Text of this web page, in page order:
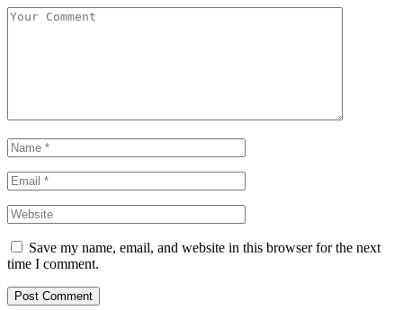
Save my name, email, and website in this browser for the next
time I comment.